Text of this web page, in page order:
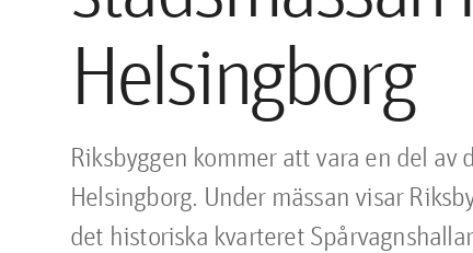
Helsingborg
Riksbyggen kommer att vara en del av
Helsingborg. Under mässan visar
det historiska kvarteret